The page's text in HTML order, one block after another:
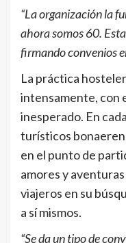
“La organización la
ahora somos 60.
firmando convenios
La práctica
intensamente, con
inesperado. En
turísticos
en el punto de
amores y
viajeros en su
a sí mismos.
“Se da un tipo de